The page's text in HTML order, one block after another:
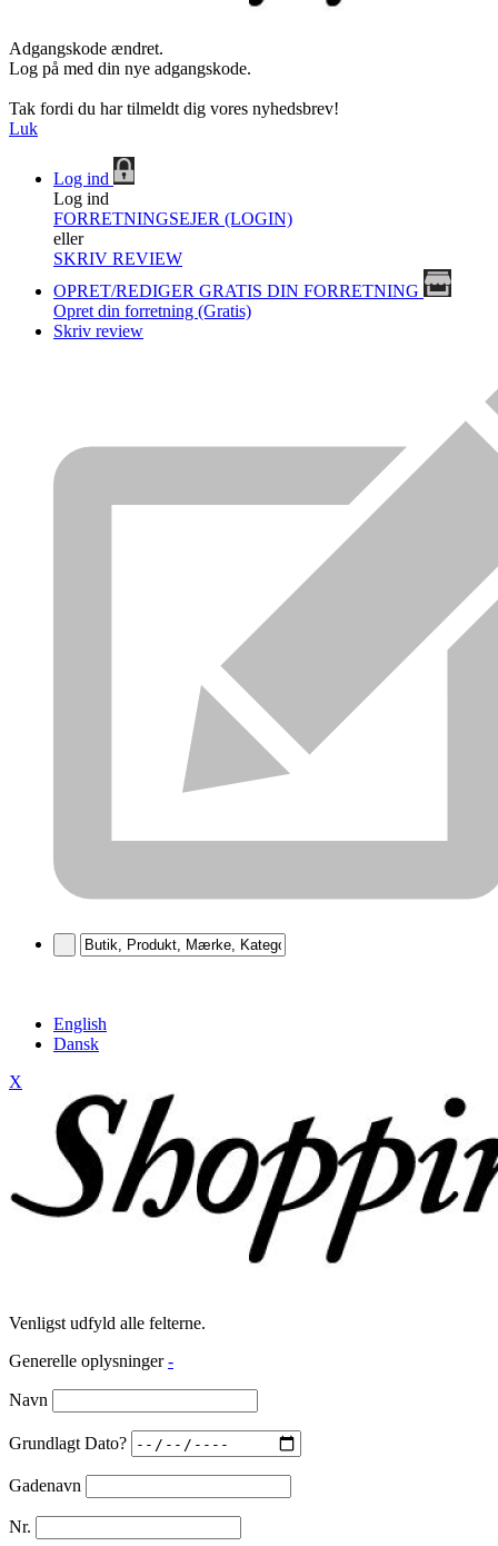
Adgangskode ændret.
Log på med din nye adgangskode.
Tak fordi du har tilmeldt dig vores nyhedsbrev!
Luk
Log ind
Log ind
FORRETNINGSEJER (LOGIN)
eller
SKRIV REVIEW
OPRET/REDIGER GRATIS DIN FORRETNING
Opret din forretning (Gratis)
Skriv review
English
Dansk
X
Venligst udfyld alle felterne.
Generelle oplysninger -
Navn
Grundlagt Dato?
Gadenavn
Nr.